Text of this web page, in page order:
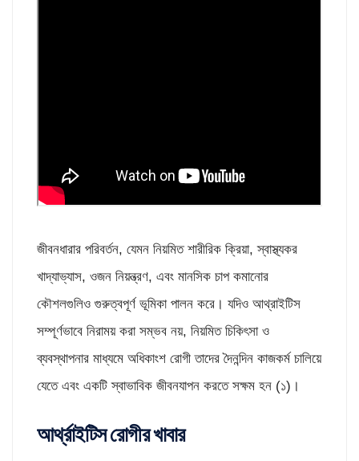
জীবনধারার পরিবর্তন, যেমন নিয়মিত শারীরিক ক্রিয়া, স্বাস্থ্যকর
খাদ্যাভ্যাস, ওজন নিয়ন্ত্রণ, এবং মানসিক চাপ কমানোর
কৌশলগুলিও গুরুত্বপূর্ণ ভূমিকা পালন করে। যদিও আথ্রাইটিস
সম্পূর্ণভাবে নিরাময় করা সম্ভব নয়, নিয়মিত চিকিৎসা ও
ব্যবস্থাপনার মাধ্যমে অধিকাংশ রোগী তাদের দৈনন্দিন কাজকর্ম চালিয়ে
যেতে এবং একটি স্বাভাবিক জীবনযাপন করতে সক্ষম হন (১)।
আর্থ্রাইটিস রোগীর খাবার